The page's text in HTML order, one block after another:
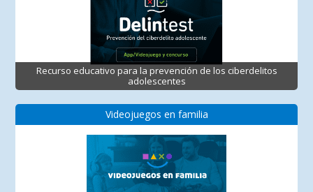
Recurso educativo para la prevención de los ciberdelitos
adolescentes
Videojuegos en familia